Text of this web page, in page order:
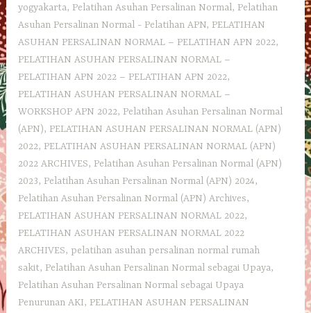
yogyakarta, Pelatihan Asuhan Persalinan Normal, Pelatihan
Asuhan Persalinan Normal - Pelatihan APN, PELATIHAN
ASUHAN PERSALINAN NORMAL – PELATIHAN APN 2022,
PELATIHAN ASUHAN PERSALINAN NORMAL –
PELATIHAN APN 2022 – PELATIHAN APN 2022,
PELATIHAN ASUHAN PERSALINAN NORMAL –
WORKSHOP APN 2022, Pelatihan Asuhan Persalinan Normal
(APN), PELATIHAN ASUHAN PERSALINAN NORMAL (APN)
2022, PELATIHAN ASUHAN PERSALINAN NORMAL (APN)
2022 ARCHIVES, Pelatihan Asuhan Persalinan Normal (APN)
2023, Pelatihan Asuhan Persalinan Normal (APN) 2024,
Pelatihan Asuhan Persalinan Normal (APN) Archives,
PELATIHAN ASUHAN PERSALINAN NORMAL 2022,
PELATIHAN ASUHAN PERSALINAN NORMAL 2022
ARCHIVES, pelatihan asuhan persalinan normal rumah
sakit, Pelatihan Asuhan Persalinan Normal sebagai Upaya,
Pelatihan Asuhan Persalinan Normal sebagai Upaya
Penurunan AKI, PELATIHAN ASUHAN PERSALINAN